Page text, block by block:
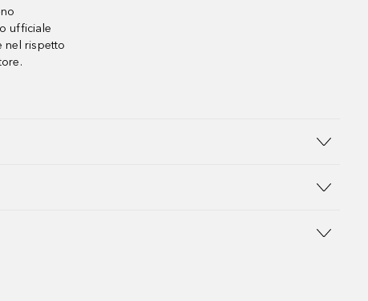
ufficiale
nel rispetto